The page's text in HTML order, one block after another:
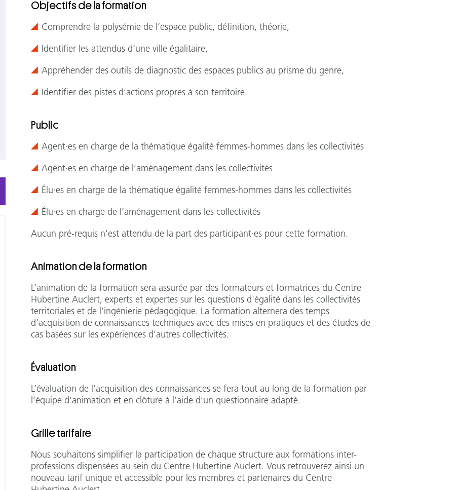
Objectifs de la formation
Comprendre la polysémie de l’espace public, définition, théorie,
Identifier les attendus d’une ville égalitaire,
Appréhender des outils de diagnostic des espaces publics au prisme du genre,
Identifier des pistes d’actions propres à son territoire.
Public
Agent·es en charge de la thématique égalité femmes-hommes dans les collectivités
Agent·es en charge de l’aménagement dans les collectivités
Élu·es en charge de la thématique égalité femmes-hommes dans les collectivités
Élu·es en charge de l’aménagement dans les collectivités
Aucun pré-requis n'est attendu de la part des participant·es pour cette formation.
Animation de la formation
L’animation de la formation sera assurée par des formateurs et formatrices du Centre
Hubertine Auclert, experts et expertes sur les questions d'égalité dans les collectivités
territoriales et de l’ingénierie pédagogique. La formation alternera des temps
d’acquisition de connaissances techniques avec des mises en pratiques et des études de
cas basées sur les expériences d’autres collectivités.
Évaluation
L’évaluation de l’acquisition des connaissances se fera tout au long de la formation par
l’équipe d’animation et en clôture à l’aide d’un questionnaire adapté.
Grille tarifaire
Nous souhaitons simplifier la participation de chaque structure aux formations inter-
professions dispensées au sein du Centre Hubertine Auclert. Vous retrouverez ainsi un
nouveau tarif unique et accessible pour les membres et partenaires du Centre